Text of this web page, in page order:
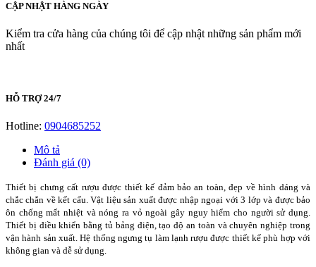
CẬP NHẬT HÀNG NGÀY
Kiểm tra cửa hàng của chúng tôi để cập nhật những sản phẩm mới
nhất
HỖ TRỢ 24/7
Hotline: 0904685252
Mô tả
Đánh giá (0)
Thiết bị chưng cất rượu được thiết kế đảm bảo an toàn, đẹp về hình dáng và
chắc chắn về kết cấu. Vật liệu sản xuất được nhập ngoại với 3 lớp và được bảo
ôn chống mất nhiệt và nóng ra vỏ ngoài gây nguy hiểm cho người sử dụng.
Thiết bị điều khiển bằng tủ bảng điện, tạo độ an toàn và chuyên nghiệp trong
vận hành sản xuất. Hệ thống ngưng tụ làm lạnh rượu được thiết kế phù hợp với
không gian và dễ sử dụng.